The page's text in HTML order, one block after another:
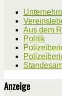
Aus dem
Politik
Anzeige